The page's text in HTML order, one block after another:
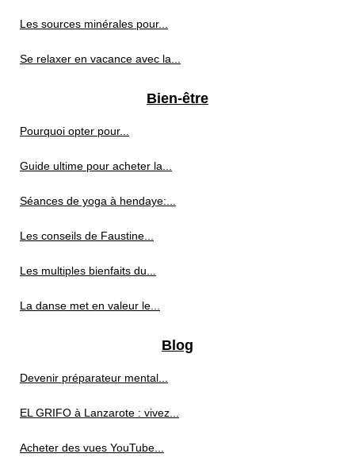
Les sources minérales pour...
Se relaxer en vacance avec la...
Bien-être
Pourquoi opter pour...
Guide ultime pour acheter la...
Séances de yoga à hendaye:...
Les conseils de Faustine...
Les multiples bienfaits du...
La danse met en valeur le...
Blog
Devenir préparateur mental...
EL GRIFO à Lanzarote : vivez...
Acheter des vues YouTube...